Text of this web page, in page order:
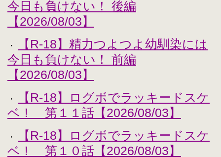
今日も負けない！ 後編
【2026/08/03】
・
【R-18】精力つよつよ幼馴染には
今日も負けない！ 前編
【2026/08/03】
・
【R-18】ログボでラッキードスケ
ベ！ 第１１話【2026/08/03】
・
【R-18】ログボでラッキードスケ
ベ！ 第１０話【2026/08/03】